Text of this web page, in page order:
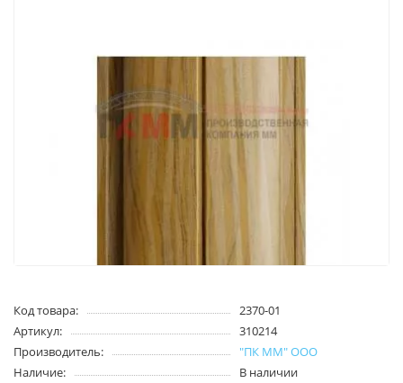
Код товара:
2370-01
Артикул:
310214
Производитель:
"ПК ММ" ООО
Наличие:
В наличии